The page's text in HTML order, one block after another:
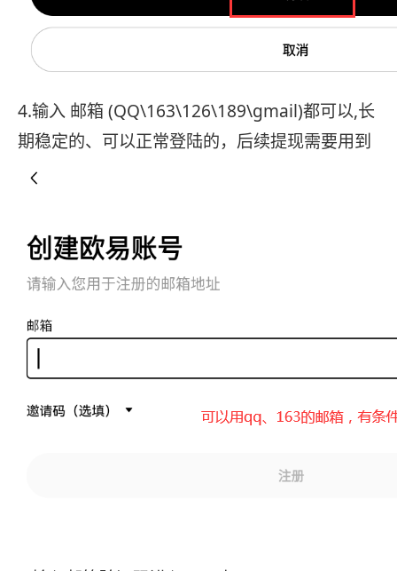
4.输入 邮箱 (QQ\163\126\189\gmail)都可以,长
期稳定的、可以正常登陆的，后续提现需要用到